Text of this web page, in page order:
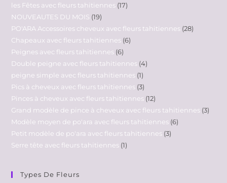
les Fêtes avec fleurs tahitiennes 17
NOUVEAUTES DU MOIS 19
PO'ARA Accessoires cheveux avec fleurs tahitiennes 28
Chapeaux avec fleurs tahitiennes 6
Peignes avec fleurs tahitiennes 6
Double peigne avec fleurs tahitiennes 4
peigne simple avec fleurs tahitiennes 1
Pics à cheveux avec fleurs tahitiennes 3
Pinces à cheveux avec fleurs tahitiennes 12
Grand modèle de pince à cheveux avec fleurs tahitiennes 3
Modèle moyen de po'ara avec fleurs tahitiennes 6
Petit modèle de po'ara avec fleurs tahitiennes 3
Serre tête avec fleurs tahitiennes 1
Types De Fleurs